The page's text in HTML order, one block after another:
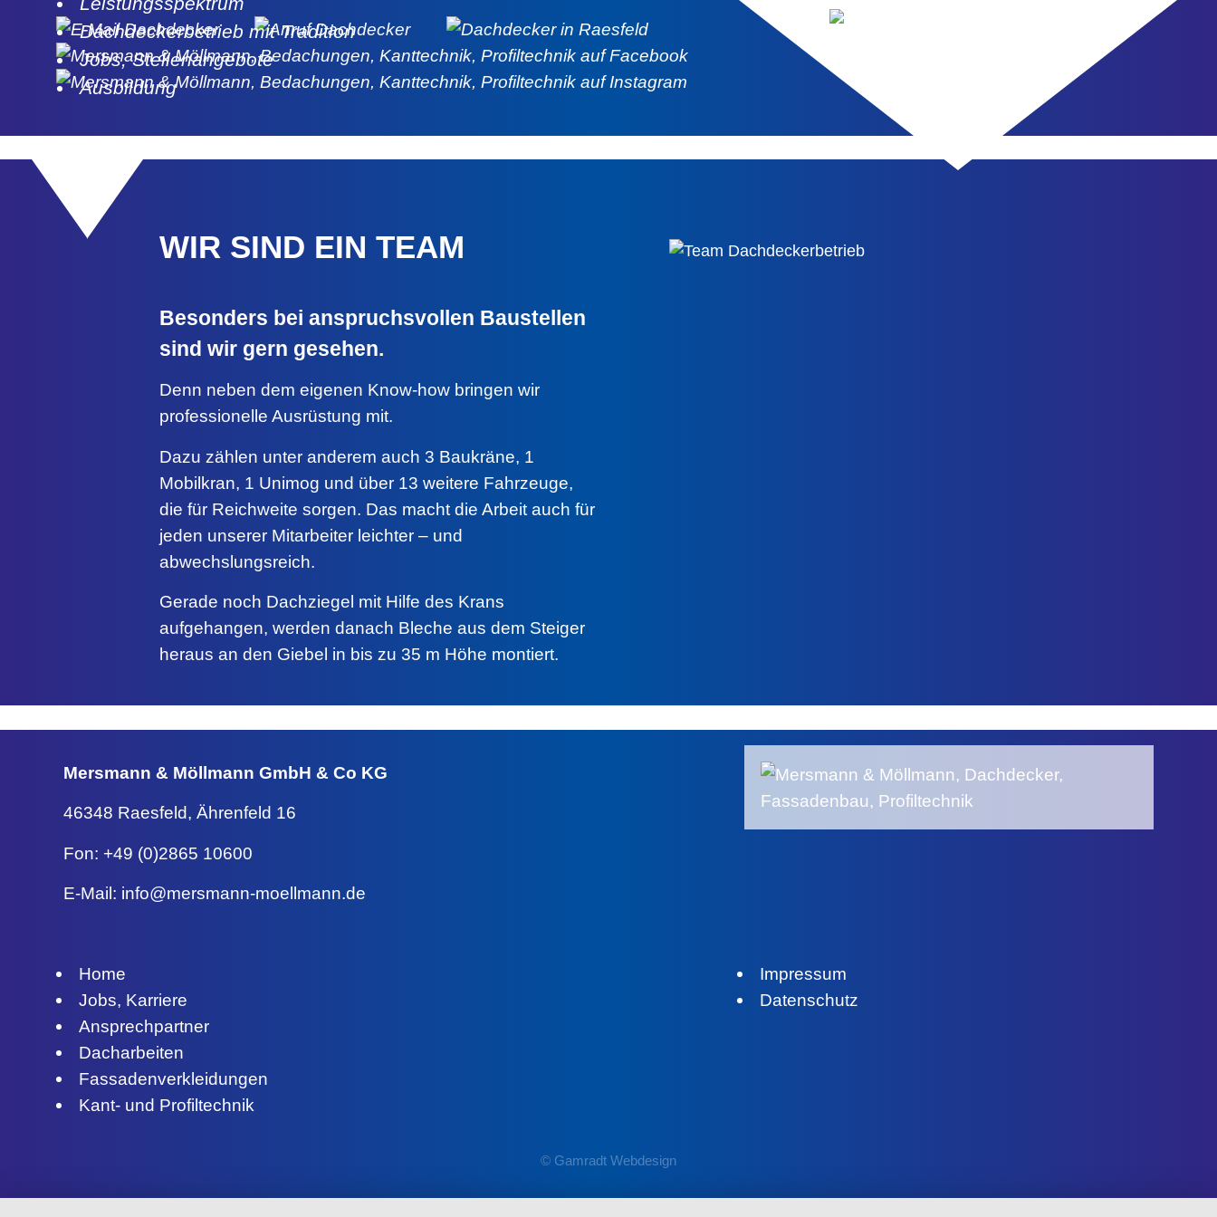
Dachdeckerbetrieb mit Tradition
Jobs, Stellenangebote
Ausbildung
WIR SIND EIN TEAM
Besonders bei anspruchsvollen Baustellen
sind wir gern gesehen.
Denn neben dem eigenen Know-how bringen wir
professionelle Ausrüstung mit.
Dazu zählen unter anderem auch 3 Baukräne, 1
Mobilkran, 1 Unimog und über 13 weitere Fahrzeuge,
die für Reichweite sorgen. Das macht die Arbeit auch für
jeden unserer Mitarbeiter leichter – und
abwechslungsreich.
Gerade noch Dachziegel mit Hilfe des Krans
aufgehangen, werden danach Bleche aus dem Steiger
heraus an den Giebel in bis zu 35 m Höhe montiert.
Mersmann & MöllmannGmbH & Co KG
46348 Raesfeld,Ährenfeld 16
Fon: +49 (0)2865 10600
E-Mail: info@mersmann-moellmann.de
Home
Jobs, Karriere
Ansprechpartner
Dacharbeiten
Fassadenverkleidungen
Kant- und Profiltechnik
Impressum
Datenschutz
© Gamradt Webdesign